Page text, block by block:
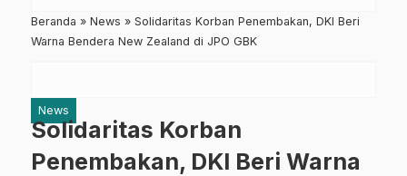
Beranda » News » Solidaritas Korban Penembakan, DKI Beri
Warna Bendera New Zealand di JPO GBK
News
Solidaritas Korban
Penembakan, DKI Beri Warna